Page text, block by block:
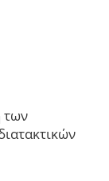
των